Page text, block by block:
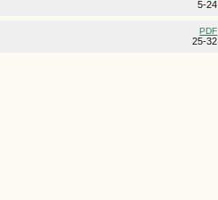
5-24
PDF
25-32